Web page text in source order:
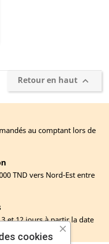
Retour en haut 
au comptant lors de
TND vers Nord-Est entre
et 12 jours à partir la date
cookies